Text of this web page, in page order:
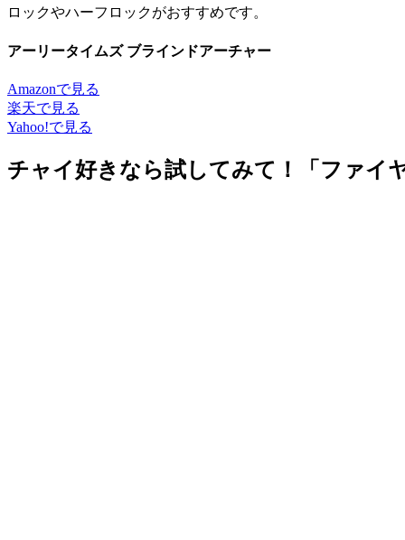
ロックやハーフロックがおすすめです。
アーリータイムズ ブラインドアーチャー
Amazonで見る
楽天で見る
Yahoo!で見る
チャイ好きなら試してみて！「ファイ